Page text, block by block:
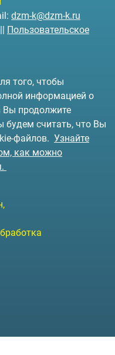
dzm-k@dzm-k.ru
Пользовательское
того, чтобы
информацией о
Вы продолжите
будем считать, что Вы
файлов. Узнайте
как можно
,